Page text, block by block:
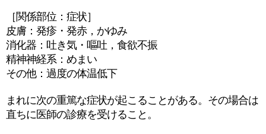
［関係部位：症状］
皮膚：発疹・発赤，かゆみ
消化器：吐き気・嘔吐，食欲不振
精神神経系：めまい
その他：過度の体温低下
まれに次の重篤な症状が起こることがある。その場合は
直ちに医師の診療を受けること。